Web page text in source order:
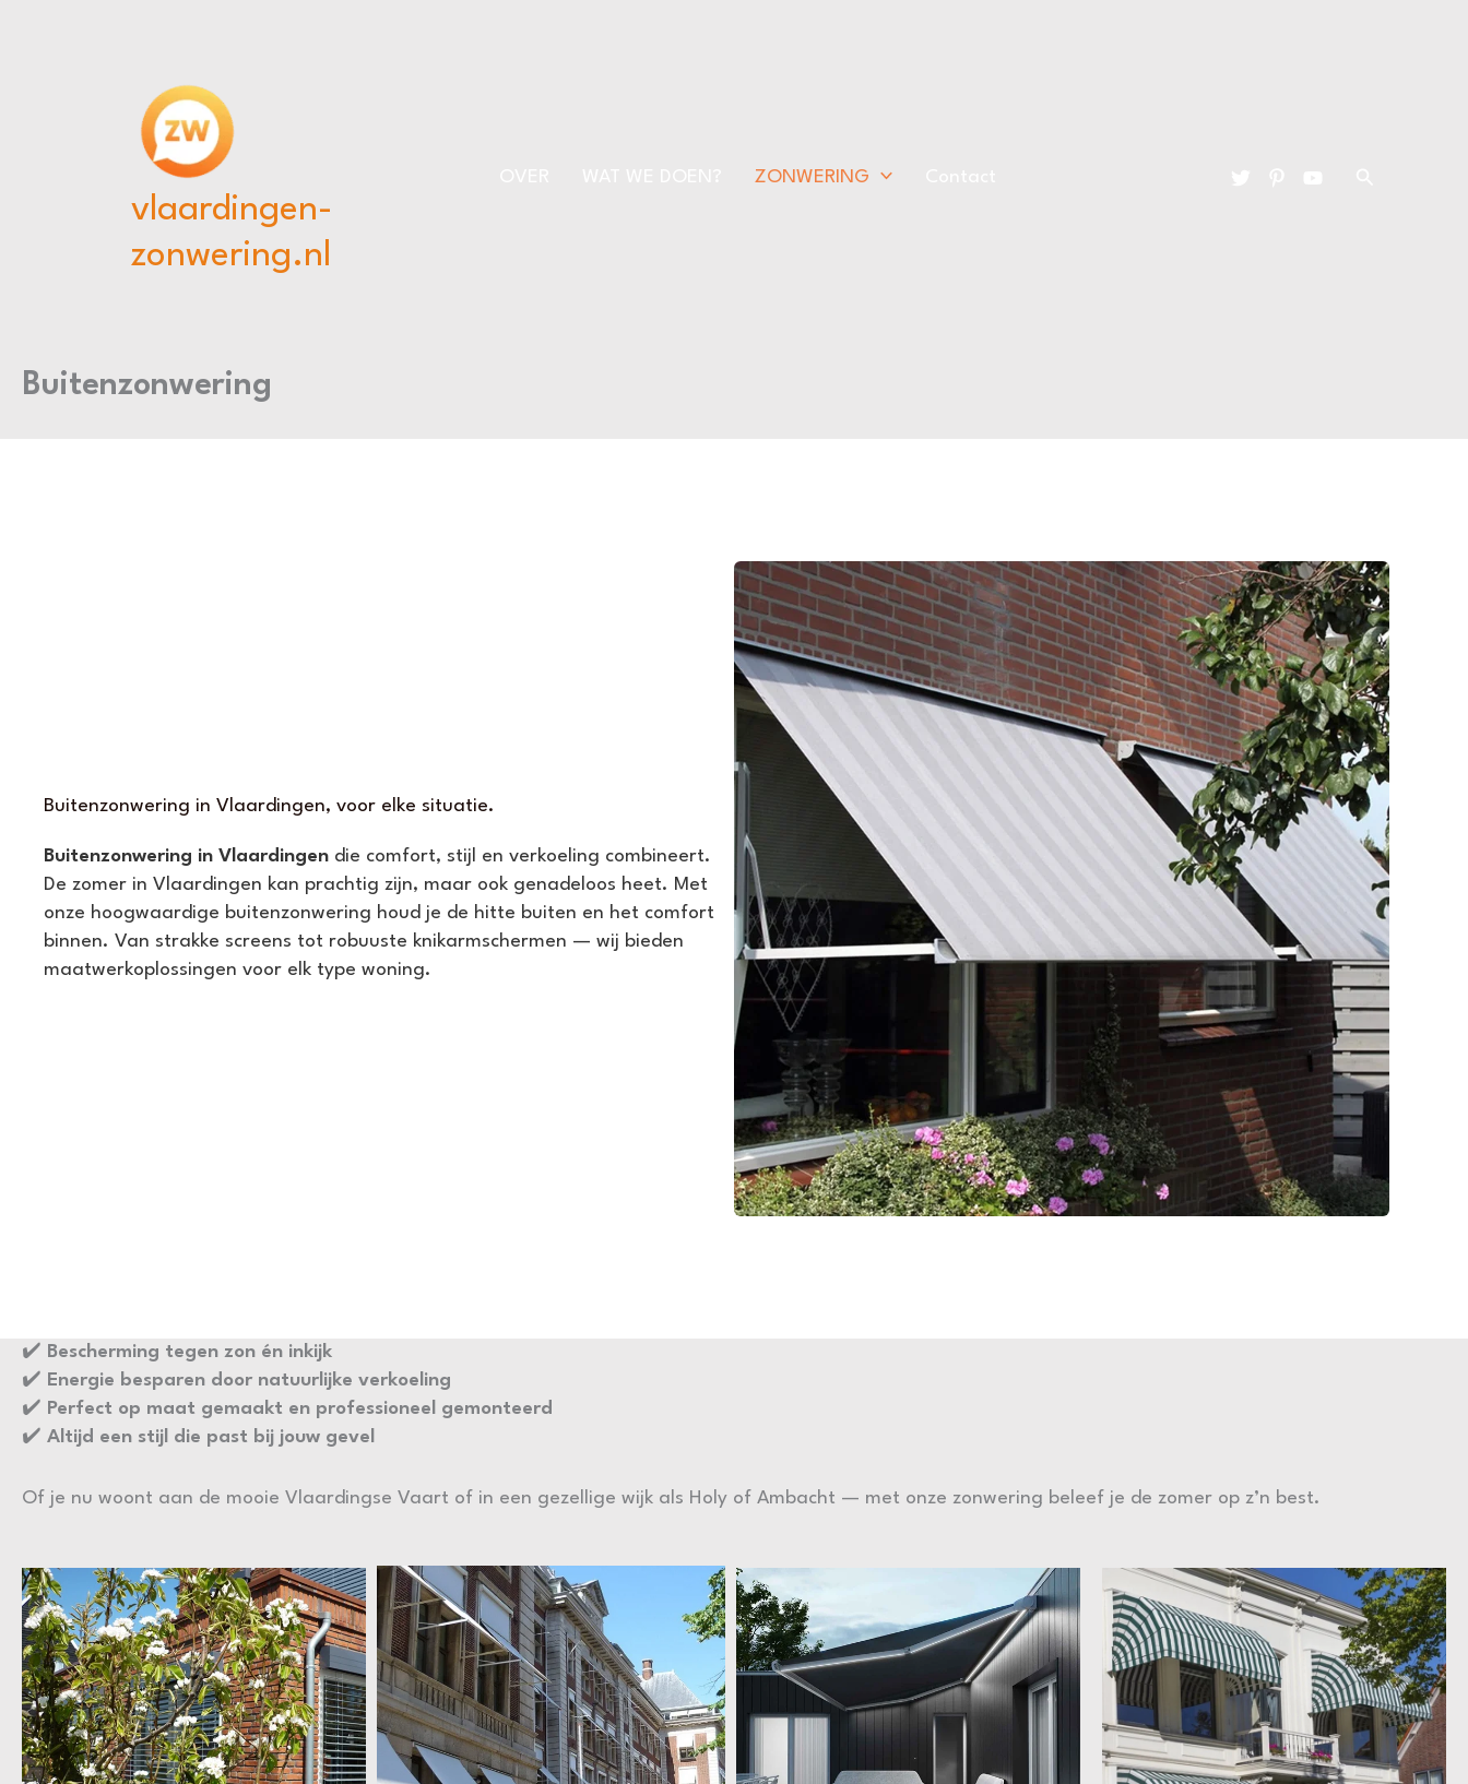
vlaardingen-
zonwering.nl
ZONWERING
Buitenzonwering
Buitenzonwering in Vlaardingen, voor elke situatie.
Buitenzonwering in Vlaardingen die comfort, stijl en verkoeling combineert.
De zomer in Vlaardingen kan prachtig zijn, maar ook genadeloos heet. Met
onze hoogwaardige buitenzonwering houd je de hitte buiten en het comfort
binnen. Van strakke screens tot robuuste knikarmschermen — wij bieden
maatwerkoplossingen voor elk type woning.
✔️ Bescherming tegen zon én inkijk
✔️ Energie besparen door natuurlijke verkoeling
✔️ Perfect op maat gemaakt en professioneel gemonteerd
✔️ Altijd een stijl die past bij jouw gevel
Of je nu woont aan de mooie Vlaardingse Vaart of in een gezellige wijk als Holy of Ambacht — met onze zonwering beleef je de zomer op z’n best.